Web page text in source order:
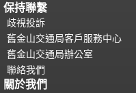
保持聯繫
歧視投訴
舊金山交通局客戶服務中心
舊金山交通局辦公室
聯絡我們
關於我們